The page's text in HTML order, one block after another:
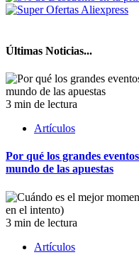
Últimas Noticias...
3 min de lectura
Artículos
Por qué los grandes
mundo de las apuestas
3 min de lectura
Artículos